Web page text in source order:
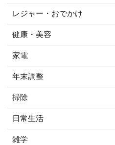
レジャー・おでかけ
健康・美容
家電
年末調整
掃除
日常生活
雑学